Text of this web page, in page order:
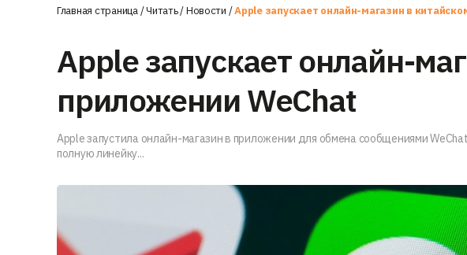
Главная страница/Читать/Новости /Apple запускает онлайн-магазин в
Apple запускает онлайн-
приложении WeChat
Apple запустила онлайн-магазин в приложении для обмена сообщениями
полную линейку...